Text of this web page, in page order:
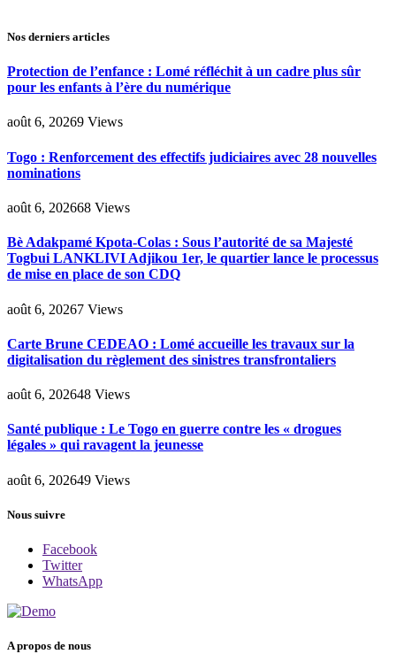
Nos derniers articles
Protection de l’enfance : Lomé réfléchit à un cadre plus sûr
pour les enfants à l’ère du numérique
août 6, 20269 Views
Togo : Renforcement des effectifs judiciaires avec 28 nouvelles
nominations
août 6, 202668 Views
Bè Adakpamé Kpota-Colas : Sous l’autorité de sa Majesté
Togbui LANKLIVI Adjikou 1er, le quartier lance le processus
de mise en place de son CDQ
août 6, 20267 Views
Carte Brune CEDEAO : Lomé accueille les travaux sur la
digitalisation du règlement des sinistres transfrontaliers
août 6, 202648 Views
Santé publique : Le Togo en guerre contre les « drogues
légales » qui ravagent la jeunesse
août 6, 202649 Views
Nous suivre
Facebook
Twitter
WhatsApp
A propos de nous